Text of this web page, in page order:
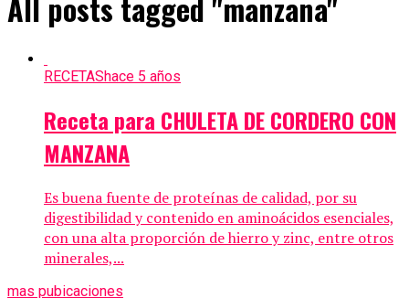
All posts tagged "manzana"
RECETAShace 5 años
Receta para CHULETA DE CORDERO CON
MANZANA
Es buena fuente de proteínas de calidad, por su
digestibilidad y contenido en aminoácidos esenciales,
con una alta proporción de hierro y zinc, entre otros
minerales,...
mas pubicaciones